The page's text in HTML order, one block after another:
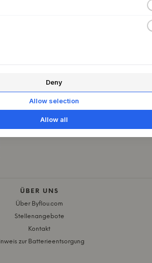
RÜCKGABE
SCHLAFZIMMER
WOHNTEXTILIEN
ÜBER UNS
Über Byflou.com
Stellenangebote
Kontakt
zur Batterieentsorgung
Deny
Allow selection
Allow all